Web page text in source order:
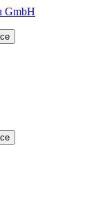
GmbH